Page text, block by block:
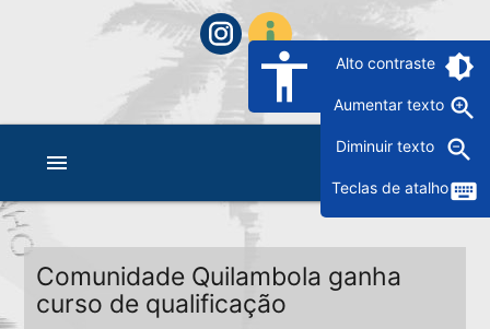
accessibility Alto contraste brightness_6
Aumentar texto zoom_in
Diminuir texto zoom_out
Teclas de atalhokeyboard
menu
Comunidade Quilambola ganha
curso de qualificação